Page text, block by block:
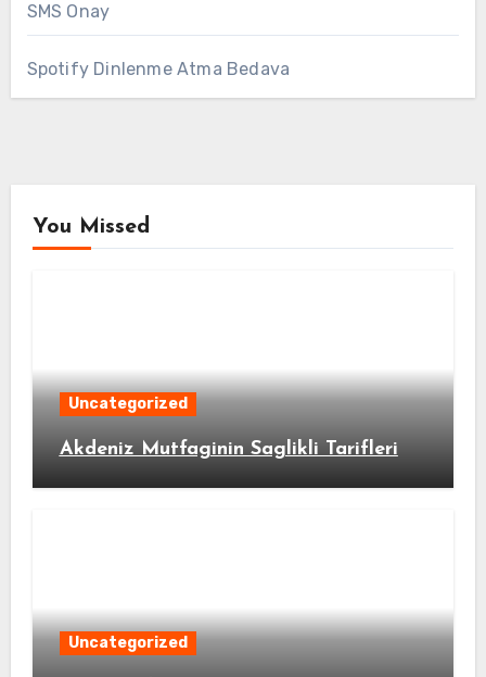
SMS Onay
Spotify Dinlenme Atma Bedava
You Missed
Uncategorized
Akdeniz Mutfaginin Saglikli Tarifleri
Uncategorized